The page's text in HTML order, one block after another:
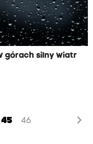
górach silny wiatr
45 46 chevron_right